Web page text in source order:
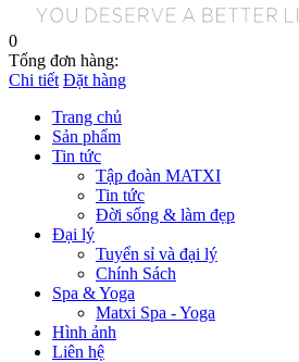
0
Tổng đơn hàng:
Chi tiết Đặt hàng
Trang chủ
Sản phẩm
Tin tức
Tập đoàn MATXI
Tin tức
Đời sống & làm đẹp
Đại lý
Tuyển sỉ và đại lý
Chính Sách
Spa & Yoga
Matxi Spa - Yoga
Hình ảnh
Liên hệ